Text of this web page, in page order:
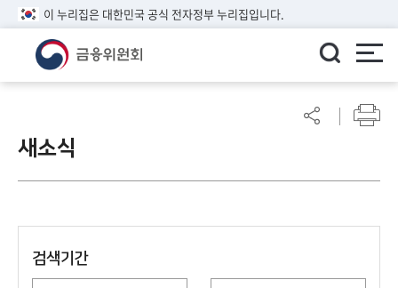
이 누리집은 대한민국 공식 전자정부 누리집입니다.
이알
새소식
검색기간